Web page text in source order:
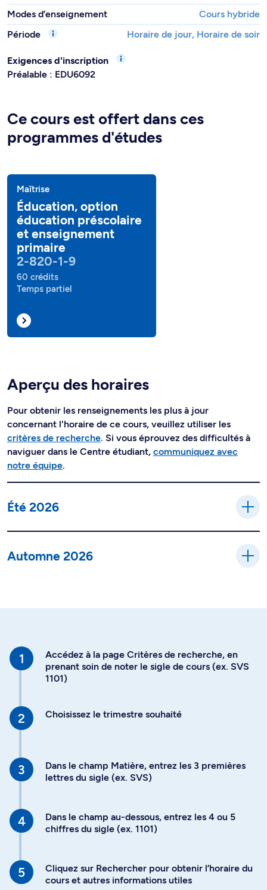
Modes d’enseignement
Cours hybride
Période
Horaire de jour, Horaire de soir
Exigences d'inscription
Préalable : EDU6092
Ce cours est offert dans ces
programmes d'études
Maîtrise
Éducation, option
éducation préscolaire
et enseignement
primaire
2-820-1-9
60 crédits
Temps partiel
Aperçu des horaires
Pour obtenir les renseignements les plus à jour
concernant l'horaire de ce cours, veuillez utiliser les
critères de recherche. Si vous éprouvez des difficultés à
naviguer dans le Centre étudiant, communiquez avec
notre équipe.
Été 2026
Automne 2026
Accédez à la page Critères de recherche, en
prenant soin de noter le sigle de cours (ex. SVS
1101)
Choisissez le trimestre souhaité
Dans le champ Matière, entrez les 3 premières
lettres du sigle (ex. SVS)
Dans le champ au-dessous, entrez les 4 ou 5
chiffres du sigle (ex. 1101)
Cliquez sur Rechercher pour obtenir l’horaire du
cours et autres informations utiles